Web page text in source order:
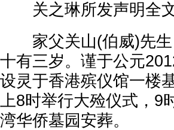
关之琳所发声明全文
家父关山(伯威)先生
十有三岁。谨于公元
设灵于香港殡仪馆一楼
上8时举行大殓仪式，9
湾华侨墓园安葬。